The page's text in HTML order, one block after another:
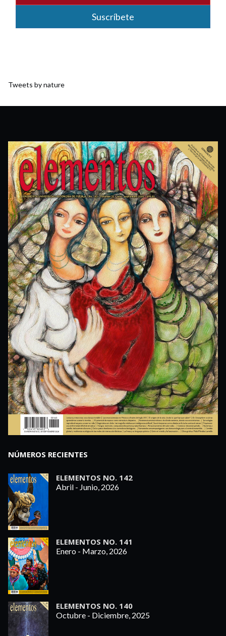
Suscríbete
Tweets by nature
NÚMEROS RECIENTES
ELEMENTOS NO. 142
Abril - Junio, 2026
ELEMENTOS NO. 141
Enero - Marzo, 2026
ELEMENTOS NO. 140
Octubre - Diciembre, 2025